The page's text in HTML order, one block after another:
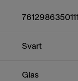
7612986350111
Svart
Glas